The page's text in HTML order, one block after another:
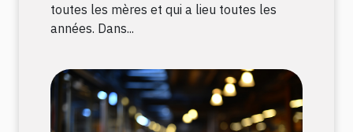
toutes les mères et qui a lieu toutes les
années. Dans...